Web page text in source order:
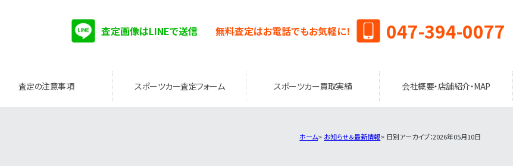
査定画像はLINEで送信 無料査定はお電話でもお気軽に！ 047-394-0077
査定の注意事項 スポーツカー査定フォーム スポーツカー買取実績 会社概要・店舗紹介・MAP
ホーム お知らせ＆最新情報 日別アーカイブ：2026年05月10日